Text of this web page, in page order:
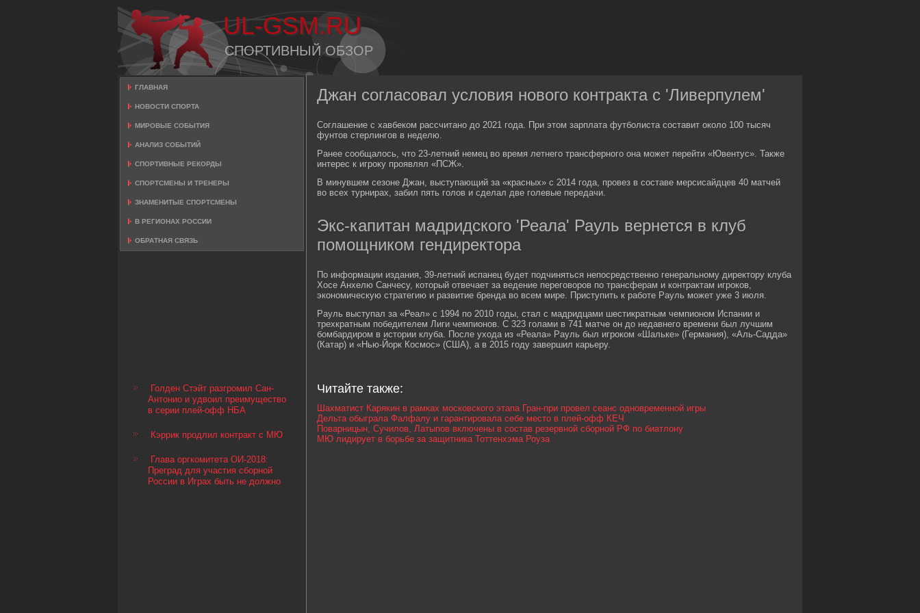
UL-GSM.RU
СПОРТИВНЫЙ ОБЗОР
ГЛАВНАЯ
НОВОСТИ СПОРТА
МИРОВЫЕ СОБЫТИЯ
АНАЛИЗ СОБЫТИЙ
СПОРТИВНЫЕ РЕКОРДЫ
СПОРТСМЕНЫ И ТРЕНЕРЫ
ЗНАМЕНИТЫЕ СПОРТСМЕНЫ
В РЕГИОНАХ РОССИИ
ОБРАТНАЯ СВЯЗЬ
Голден Стэйт разгромил Сан-
Антонио и удвоил преимущество
в серии плей-офф НБА
Кэррик продлил контракт с МЮ
Глава оргкомитета ОИ-2018:
Преград для участия сборной
России в Играх быть не должно
Джан согласовал условия нового контракта с 'Ливерпулем'
Соглашение с хавбеком рассчитано до 2021 года. При этом зарплата футболиста составит около 100 тысяч
фунтов стерлингов в неделю.
Ранее сообщалось, что 23-летний немец во время летнего трансферного она может перейти «Ювентус». Также
интерес к игроку проявлял «ПСЖ».
В минувшем сезоне Джан, выступающий за «красных» с 2014 года, провез в составе мерсисайдцев 40 матчей
во всех турнирах, забил пять голов и сделал две голевые передачи.
Экс-капитан мадридского 'Реала' Рауль вернется в клуб
помощником гендиректора
По информации издания, 39-летний испанец будет подчиняться непосредственно генеральному директору клуба
Хосе Анхелю Санчесу, который отвечает за ведение переговоров по трансферам и контрактам игроков,
экономическую стратегию и развитие бренда во всем мире. Приступить к работе Рауль может уже 3 июля.
Рауль выступал за «Реал» с 1994 по 2010 годы, стал с мадридцами шестикратным чемпионом Испании и
трехкратным победителем Лиги чемпионов. С 323 голами в 741 матче он до недавнего времени был лучшим
бомбардиром в истории клуба. После ухода из «Реала» Рауль был игроком «Шальке» (Германия), «Аль-Садда»
(Катар) и «Нью-Йорк Космос» (США), а в 2015 году завершил карьеру.
Читайте также:
Шахматист Карякин в рамках московского этапа Гран-при провел сеанс одновременной игры
Дельта обыграла Фалфалу и гарантировала себе место в плей-офф КЕЧ
Поварницын, Сучилов, Латыпов включены в состав резервной сборной РФ по биатлону
МЮ лидирует в борьбе за защитника Тоттенхэма Роуза